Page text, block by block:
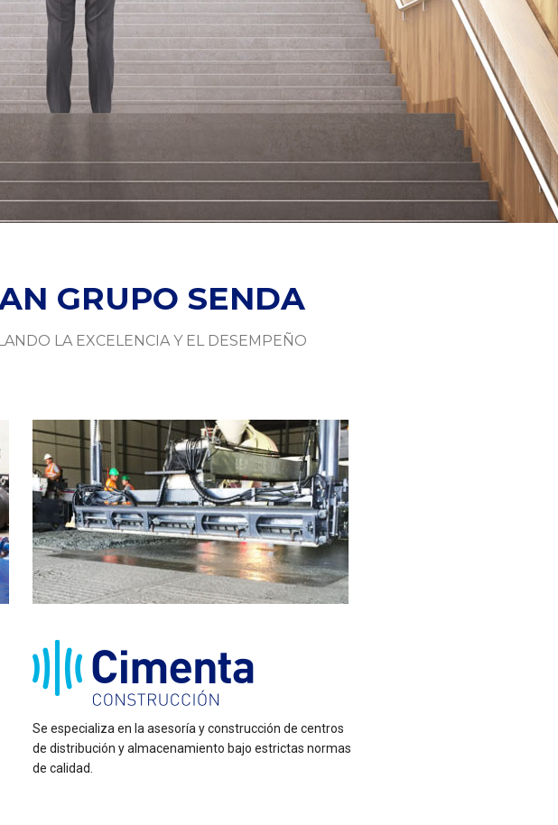
más
GRUPO SENDA
LA EXCELENCIA Y EL DESEMPEÑO
Se especializa en la asesoría y construcción de centros
de distribución y almacenamiento bajo estrictas normas
de calidad.